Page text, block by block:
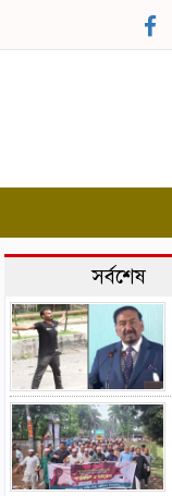
সর্বশেষ